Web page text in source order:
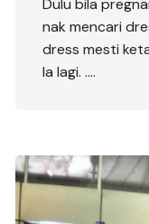
Dulu bila
nak mencari
dress mesti
la lagi. ….